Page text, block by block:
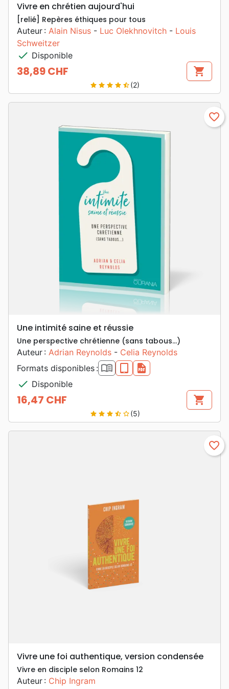
Vivre en chrétien aujourd'hui
[relié] Repères éthiques pour tous
Auteur : Alain Nisus - Luc Olekhnovitch - Louis
Schweitzer
check Disponible
Prix
38,89 CHF shopping_cart
star star star star star_half(2)
favorite_border
Une intimité saine et réussie
Une perspective chrétienne (sans tabous…)
Auteur : Adrian Reynolds - Celia Reynolds
Formats disponibles : book_open epub
pdf
check Disponible
Prix
16,47 CHF shopping_cart
star star star star_half star_border(5)
favorite_border
Vivre une foi authentique, version condensée
Vivre en disciple selon Romains 12
Auteur : Chip Ingram